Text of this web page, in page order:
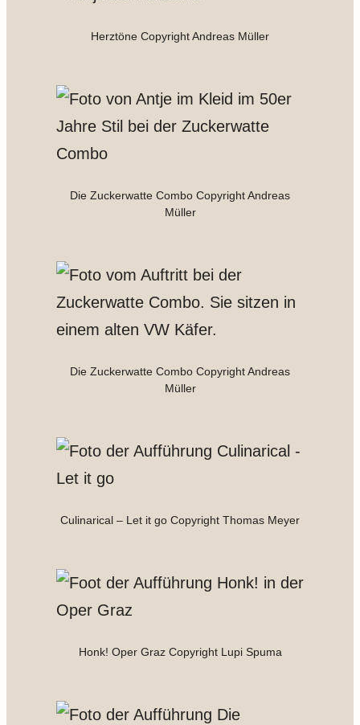
Herztöne Copyright Andreas Müller
Die Zuckerwatte Combo Copyright Andreas
Müller
Die Zuckerwatte Combo Copyright Andreas
Müller
Culinarical – Let it go Copyright Thomas Meyer
Honk! Oper Graz Copyright Lupi Spuma